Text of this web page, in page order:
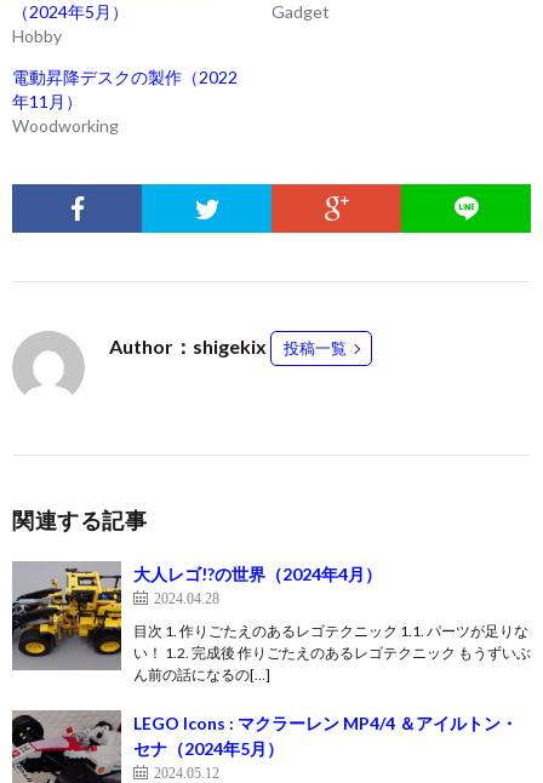
（2024年5月）
Hobby
Gadget
電動昇降デスクの製作（2022
年11月）
Woodworking
Author：shigekix 投稿一覧
関連する記事
大人レゴ!?の世界（2024年4月）
2024.04.28
目次 1. 作りごたえのあるレゴテクニック 1.1. パーツが足りな
い！ 1.2. 完成後 作りごたえのあるレゴテクニック もうずいぶ
ん前の話になるの[…]
LEGO Icons : マクラーレン MP4/4 ＆アイルトン・
セナ（2024年5月）
2024.05.12